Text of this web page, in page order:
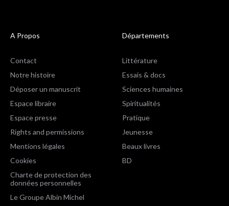
A Propos
Contact
Notre histoire
Déposer un manuscrit
Espace libraire
Espace presse
Rights and permissions
Mentions légales
Cookies
Charte de protection des
données personnelles
Le Groupe Albin Michel
Départements
Littérature
Essais & docs
Sciences humaines
Spiritualités
Pratique
Jeunesse
Beaux livres
BD